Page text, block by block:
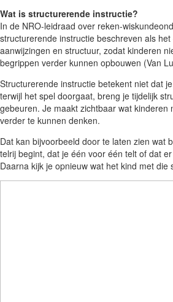
Wat is structurerende instructie?
In de NRO-leidraad over reken-
structurerende instructie beschreven als
aanwijzingen en structuur, zodat kinderen
begrippen verder kunnen opbouwen (Van
Structurerende instructie betekent niet dat
terwijl het spel doorgaat, breng je tijdelijk
gebeuren. Je maakt zichtbaar wat kinderen
verder te kunnen denken.
Dat kan bijvoorbeeld door te laten zien wat
telrij begint, dat je één voor één telt of dat
Daarna kijk je opnieuw wat het kind met die